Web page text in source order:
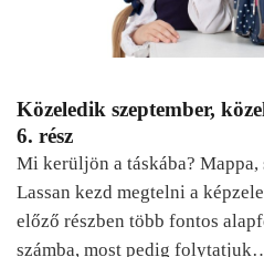
Közeledik szeptember,
6. rész
Mi kerüljön a táskába?
Lassan kezd megtelni a
előző részben több fontos
számba, most pedig